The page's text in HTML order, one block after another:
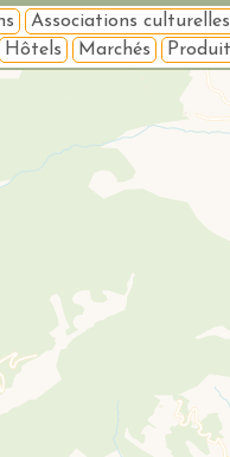
Associations culturelles
Hôtels Marchés